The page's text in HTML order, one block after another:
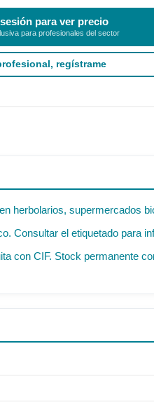
para ver precio
para profesionales del sector
regístrame
herbolarios, supermercados
Consultar el etiquetado para
con CIF. Stock permanente